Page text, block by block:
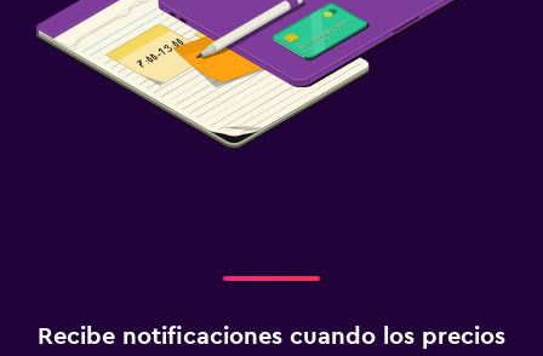
Recibe notificaciones cuando los precios